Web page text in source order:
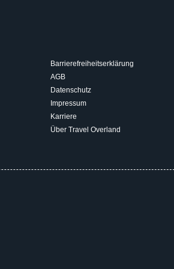
Barrierefreiheitserklärung
AGB
Datenschutz
Impressum
Karriere
Über Travel Overland